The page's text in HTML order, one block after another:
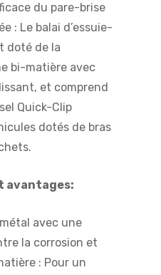
du pare-brise
: Le balai d’essuie-
doté de la
bi-matière avec
et comprend
Quick-Clip
dotés de bras
avantages:
avec une
la corrosion et
: Pour un